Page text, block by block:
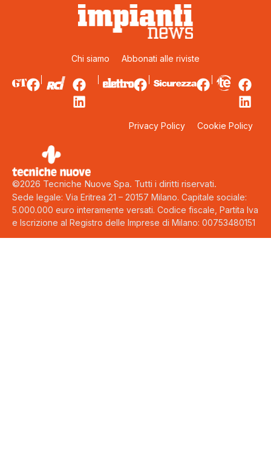
Chi siamo Abbonati alle riviste
Privacy Policy Cookie Policy
©2026 Tecniche Nuove Spa. Tutti i diritti riservati.
Sede legale: Via Eritrea 21 – 20157 Milano. Capitale sociale:
5.000.000 euro interamente versati. Codice fiscale, Partita Iva
e Iscrizione al Registro delle Imprese di Milano: 00753480151